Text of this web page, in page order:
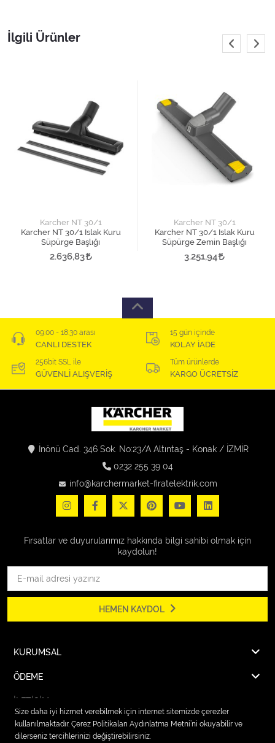
İlgili Ürünler
Karcher NT 30/1
Karcher NT 30/1 Islak Kuru
Süpürge Başlığı
2.636,83
Karcher NT 30/1
Karcher NT 30/1 Islak Kuru
Süpürge Zemin Başlığı
3.251,94
09:00 - 18:30 arası
CANLI DESTEK
15 gün içinde
KOLAY İADE
256bit SSL ile
GÜVENLİ ALIŞVERİŞ
Tüm ürünlerde
KARGO ÜCRETSİZ
İnönü Cad. 346 Sok. No:23/A Altıntaş - Konak / İZMİR
0232 255 39 04
info@karchermarket-firatelektrik.com
Fırsatlar ve duyurularımız hakkında bilgi sahibi olmak için
kaydolun!
HEMEN KAYDOL
KURUMSAL
ÖDEME
İLETİŞİM
Size daha iyi hizmet verebilmek için internet sitemizde çerezler
kullanılmaktadır. Çerez Politikaları Aydınlatma Metni’ni okuyabilir ve
dilerseniz tercihlerinizi değiştirebilirsiniz.